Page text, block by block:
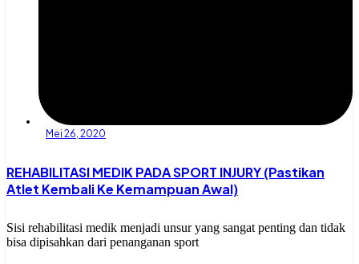
Mei 26, 2020
REHABILITASI MEDIK PADA SPORT INJURY (Pastikan
Atlet Kembali Ke Kemampuan Awal)
Sisi rehabilitasi medik menjadi unsur yang sangat penting dan tidak
bisa dipisahkan dari penanganan sport